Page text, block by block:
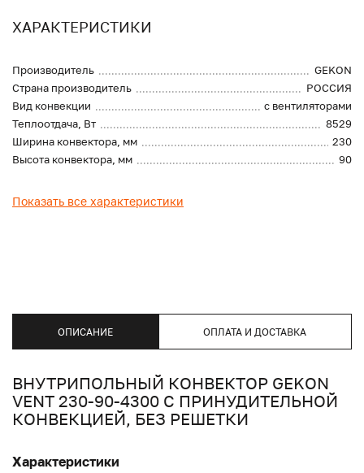
ХАРАКТЕРИСТИКИ
Производитель
GEKON
Страна производитель
РОССИЯ
Вид конвекции
с вентиляторами
Теплоотдача, Вт
8529
Ширина конвектора, мм
230
Высота конвектора, мм
90
Показать все характеристики
ОПИСАНИЕ ОПЛАТА И ДОСТАВКА
ВНУТРИПОЛЬНЫЙ КОНВЕКТОР GEKON
VENT 230-90-4300 С ПРИНУДИТЕЛЬНОЙ
КОНВЕКЦИЕЙ, БЕЗ РЕШЕТКИ
Характеристики